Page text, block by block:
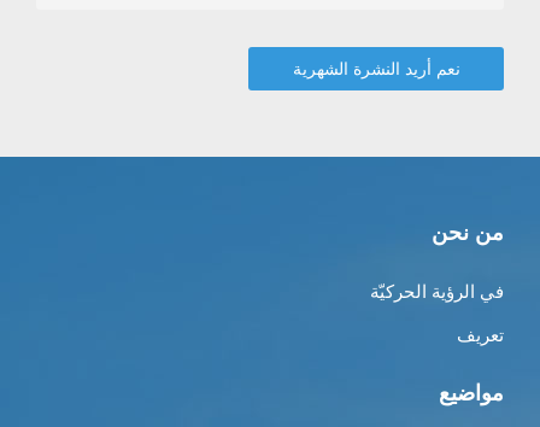
من نحن
في الرؤية الحركيّة
تعريف
مواضيع